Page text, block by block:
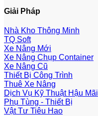
Giải Pháp
Nhà Kho Thông Minh
TQ Soft
Xe Nâng Mới
Xe Nâng Chụp Container
Xe Nâng Cũ
Thiết Bị Công Trình
Thuê Xe Nâng
Dịch Vụ Kỹ Thuật Hậu Mãi
Phụ Tùng - Thiết Bị
Vật Tư Tiêu Hao